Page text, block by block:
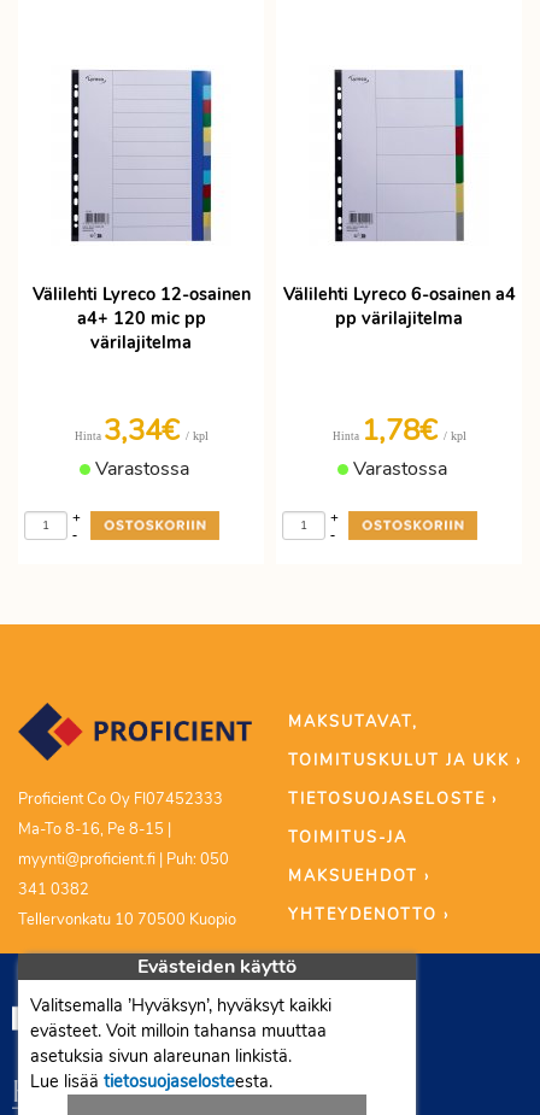
Välilehti Lyreco 12-osainen
a4+ 120 mic pp
värilajitelma
Hinta 3,34€ / kpl
Varastossa
-
+
Välilehti Lyreco 6-osainen a4
pp värilajitelma
Hinta 1,78€ / kpl
Varastossa
-
+
Proficient Co Oy FI07452333
Ma-To 8-16, Pe 8-15 |
myynti@proficient.fi | Puh: 050
341 0382
Tellervonkatu 10 70500 Kuopio
MAKSUTAVAT,
TOIMITUSKULUT JA UKK ›
TIETOSUOJASELOSTE ›
TOIMITUS-JA
MAKSUEHDOT ›
YHTEYDENOTTO ›
Evästeiden käyttö
Valitsemalla ’Hyväksyn’, hyväksyt kaikki
evästeet. Voit milloin tahansa muuttaa
asetuksia sivun alareunan linkistä.
Lue lisää tietosuojaselosteesta.